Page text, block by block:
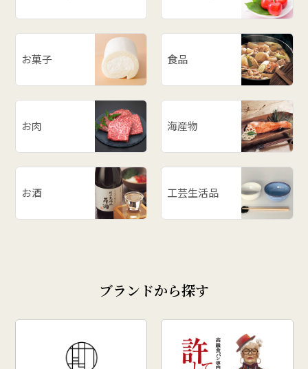
お菓子 食品
お肉 海産物
お酒 工芸生活品
ブランドから探す